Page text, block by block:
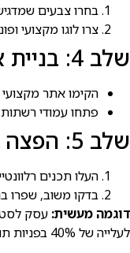
בחרו צבעים
צרו לוגו מקצועי
שלב 4: בניית אתר ונכסים דיגיטליים
הקימו אתר מקצועי
פתחו עמודי
שלב 5: הפצה ושיפור מתמיד
העלו תכנים
בדקו משוב, שפרו
דוגמה מעשית: עסק
לעלייה של 40% בפניות תוך חצי שנה.